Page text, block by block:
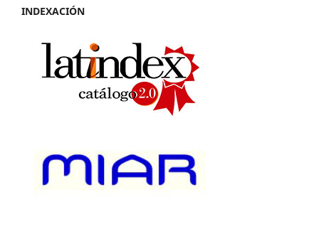
INDEXACIÓN